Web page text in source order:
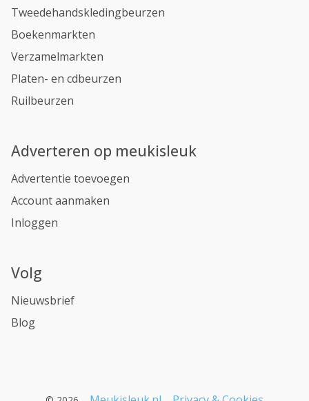
Tweedehandskledingbeurzen
Boekenmarkten
Verzamelmarkten
Platen- en cdbeurzen
Ruilbeurzen
Adverteren op meukisleuk
Advertentie toevoegen
Account aanmaken
Inloggen
Volg
Nieuwsbrief
Blog